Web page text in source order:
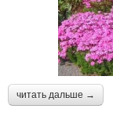
читать дальше →